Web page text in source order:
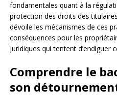
fondamentales quant à la
protection des droits des
dévoile les mécanismes de ces
conséquences pour les
juridiques qui tentent d’endiguer
Comprendre le
son